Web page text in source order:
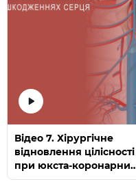
Відео 7. Хірургічне
відновлення цілісності
при юкста-коронарних
пошкодженнях серця